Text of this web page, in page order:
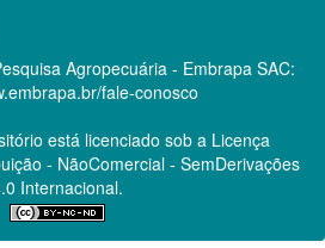
Agropecuária - Embrapa SAC:
fale-conosco
está licenciado sob a Licença
- NãoComercial - SemDerivações
Internacional.